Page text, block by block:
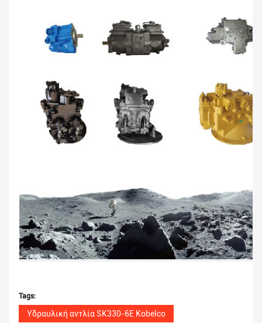
Tags:
Υδραυλική αντλία SK330-6E Kobelco